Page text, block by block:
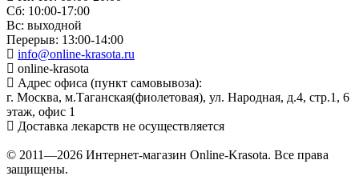
Сб: 10:00-17:00
Вс: выходной
Перерыв: 13:00-14:00
info@online-krasota.ru
online-krasota
Адрес офиса (пункт самовывоза):
г. Москва, м.Таганская(фиолетовая), ул. Народная, д.4, стр.1, 6
этаж, офис 1
Доставка лекарств не осуществляется
© 2011—2026 Интернет-магазин Online-Krasota. Все права
защищены.